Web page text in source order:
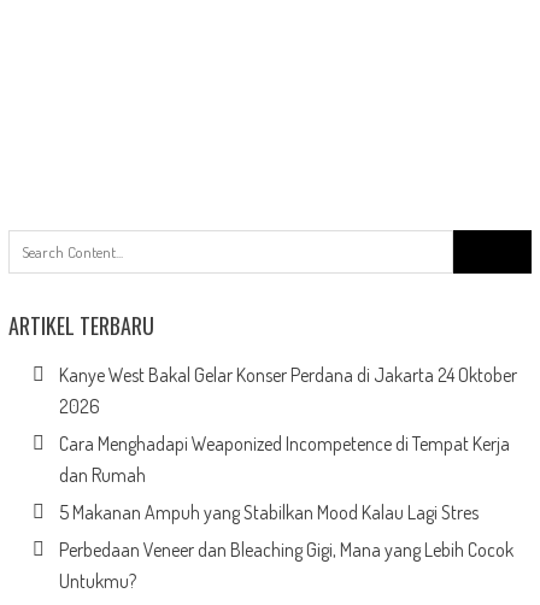
for:
ARTIKEL TERBARU
Kanye West Bakal Gelar Konser Perdana di Jakarta 24 Oktober
2026
Cara Menghadapi Weaponized Incompetence di Tempat Kerja
dan Rumah
5 Makanan Ampuh yang Stabilkan Mood Kalau Lagi Stres
Perbedaan Veneer dan Bleaching Gigi, Mana yang Lebih Cocok
Untukmu?